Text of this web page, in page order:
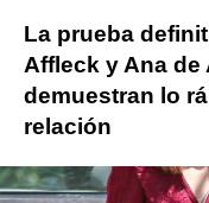
La prueba
Affleck y Ana de
demuestran lo
relación